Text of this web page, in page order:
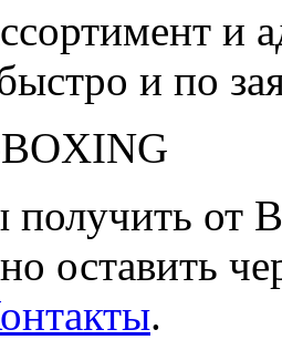
и
и по
получить от
оставить
.